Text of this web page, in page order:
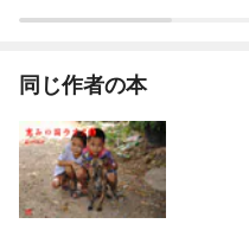
同じ作者の本